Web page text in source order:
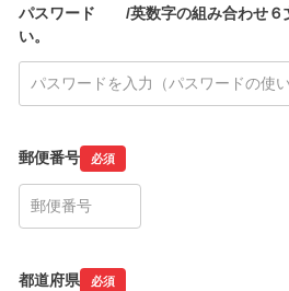
パスワード /英数字の組み合わせ６
い。
郵便番号 必須
都道府県 必須